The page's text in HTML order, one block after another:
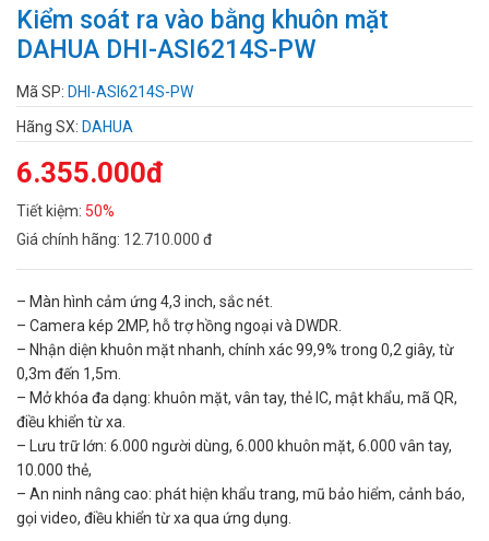
Kiểm soát ra vào bằng khuôn mặt
DAHUA DHI-ASI6214S-PW
Mã SP: DHI-ASI6214S-PW
Hãng SX: DAHUA
6.355.000đ
Tiết kiệm: 50%
Giá chính hãng: 12.710.000 đ
– Màn hình cảm ứng 4,3 inch, sắc nét.
– Camera kép 2MP, hỗ trợ hồng ngoại và DWDR.
– Nhận diện khuôn mặt nhanh, chính xác 99,9% trong 0,2 giây, từ
0,3m đến 1,5m.
– Mở khóa đa dạng: khuôn mặt, vân tay, thẻ IC, mật khẩu, mã QR,
điều khiển từ xa.
– Lưu trữ lớn: 6.000 người dùng, 6.000 khuôn mặt, 6.000 vân tay,
10.000 thẻ,
– An ninh nâng cao: phát hiện khẩu trang, mũ bảo hiểm, cảnh báo,
gọi video, điều khiển từ xa qua ứng dụng.